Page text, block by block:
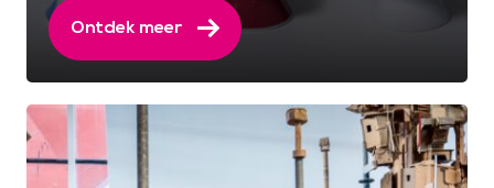
Ontdek meer